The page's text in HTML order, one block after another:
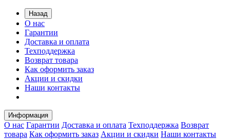
Назад
О нас
Гарантии
Доставка и оплата
Техподдержка
Возврат товара
Как оформить заказ
Акции и скидки
Наши контакты
Информация
О нас Гарантии Доставка и оплата Техподдержка Возврат
товара Как оформить заказ Акции и скидки Наши контакты